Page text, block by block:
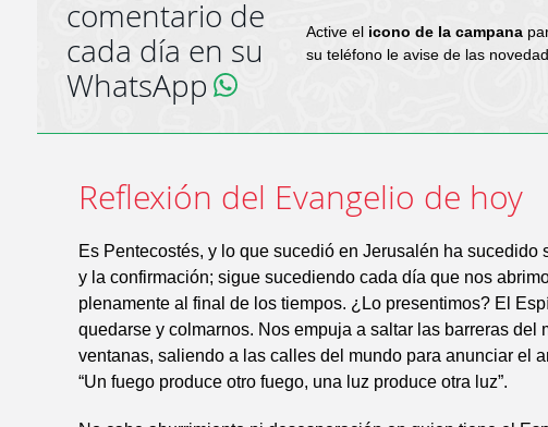
comentario de
cada día en su
WhatsApp
Active el icono de la campana
su teléfono le avise de las
Reflexión del Evangelio de hoy
Es Pentecostés, y lo que sucedió en Jerusalén ha sucedido
y la confirmación; sigue sucediendo cada día que nos
plenamente al final de los tiempos. ¿Lo presentimos? El
quedarse y colmarnos. Nos empuja a saltar las barreras del
ventanas, saliendo a las calles del mundo para anunciar el
“Un fuego produce otro fuego, una luz produce otra luz”.